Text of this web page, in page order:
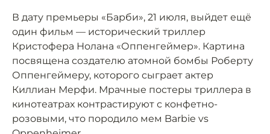
В дату премьеры «Барби», 21 июля, выйдет ещё
один фильм — исторический триллер
Кристофера Нолана «Оппенгеймер». Картина
посвящена создателю атомной бомбы Роберту
Оппенгеймеру, которого сыграет актер
Киллиан Мерфи. Мрачные постеры триллера в
кинотеатрах контрастируют с конфетно-
розовыми, что породило мем Barbie vs